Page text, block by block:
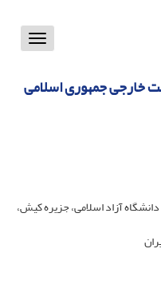
Toggle
خارجی جمهوری اسلامی
آزاد اسلامی، جزیره کیش،